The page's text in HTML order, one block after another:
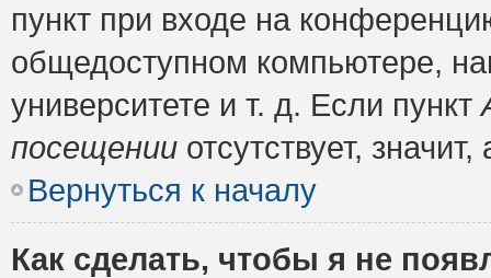
пункт при входе на
общедоступном компьютере,
университете и т. д. Если пункт
посещении отсутствует,
Вернуться к началу
Как сделать, чтобы я не